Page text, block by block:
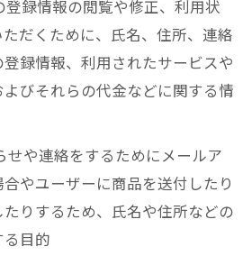
登録情報の閲覧や修正、利用状
だくために、氏名、住所、連絡
録情報、利用されたサービスや
びそれらの代金などに関する情
せや連絡をするためにメールア
やユーザーに商品を送付したり
りするため、氏名や住所などの
目的